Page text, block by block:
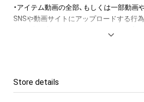
・アイテム動画の全部、もしくは一部動画
SNSや動画サイトにアップロードする行為
・アイテムの画像を使用してメッセージ
アイテムに関する注意事項
Store details